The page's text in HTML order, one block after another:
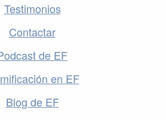
Testimonios
Contactar
de EF
en EF
Blog de EF